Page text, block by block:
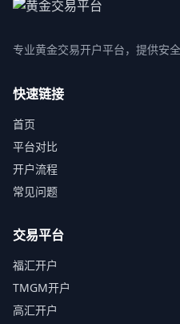
专业黄金交易开户平台，提供安
快速链接
首页
平台对比
开户流程
常见问题
交易平台
福汇开户
TMGM开户
高汇开户